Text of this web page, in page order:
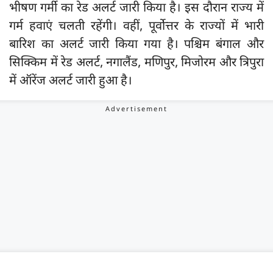
भीषण गर्मी का रेड अलर्ट जारी किया है। इस दौरान राज्य में
गर्म हवाएं चलती रहेंगी। वहीं, पूर्वोत्तर के राज्यों में भारी
बारिश का अलर्ट जारी किया गया है। पश्चिम बंगाल और
सिक्किम में रेड अलर्ट, नगालैंड, मणिपुर, मिजोरम और त्रिपुरा
में ऑरेंज अलर्ट जारी हुआ है।